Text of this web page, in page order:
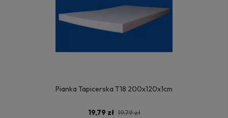
Pianka Tapicerska T18 200x120x1cm
19,79 zł 19,79 zł